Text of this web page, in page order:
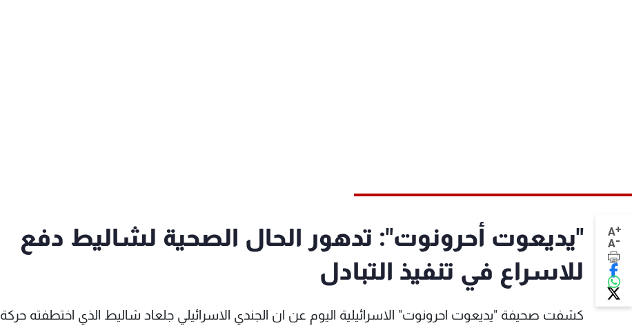
A+
A-
"يديعوت أحرونوت": تدهور الحال الصحية لشاليط دفع
للاسراع في تنفيذ التبادل
كشفت صحيفة "يديعوت احرونوت" الاسرائيلية اليوم عن ان الجندي الاسرائيلي جلعاد شاليط الذي اختطفته حركة